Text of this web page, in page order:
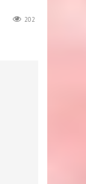
202